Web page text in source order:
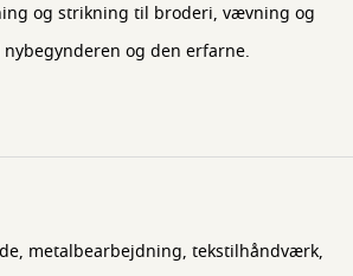
og strikning til broderi, vævning og
og den erfarne.
metalbearbejdning, tekstilhåndværk,